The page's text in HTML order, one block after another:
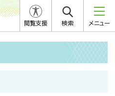
閲覧支援 検索 メニュー